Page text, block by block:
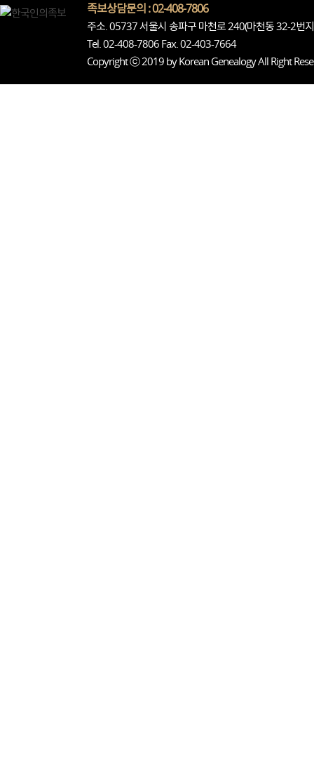
족보상담문의 : 02-408-7806
주소. 05737 서울시 송파구 마천로 240(마천동 32-2번
Tel. 02-408-7806 Fax. 02-403-7664
Copyright ⓒ 2019 by Korean Genealogy All Right